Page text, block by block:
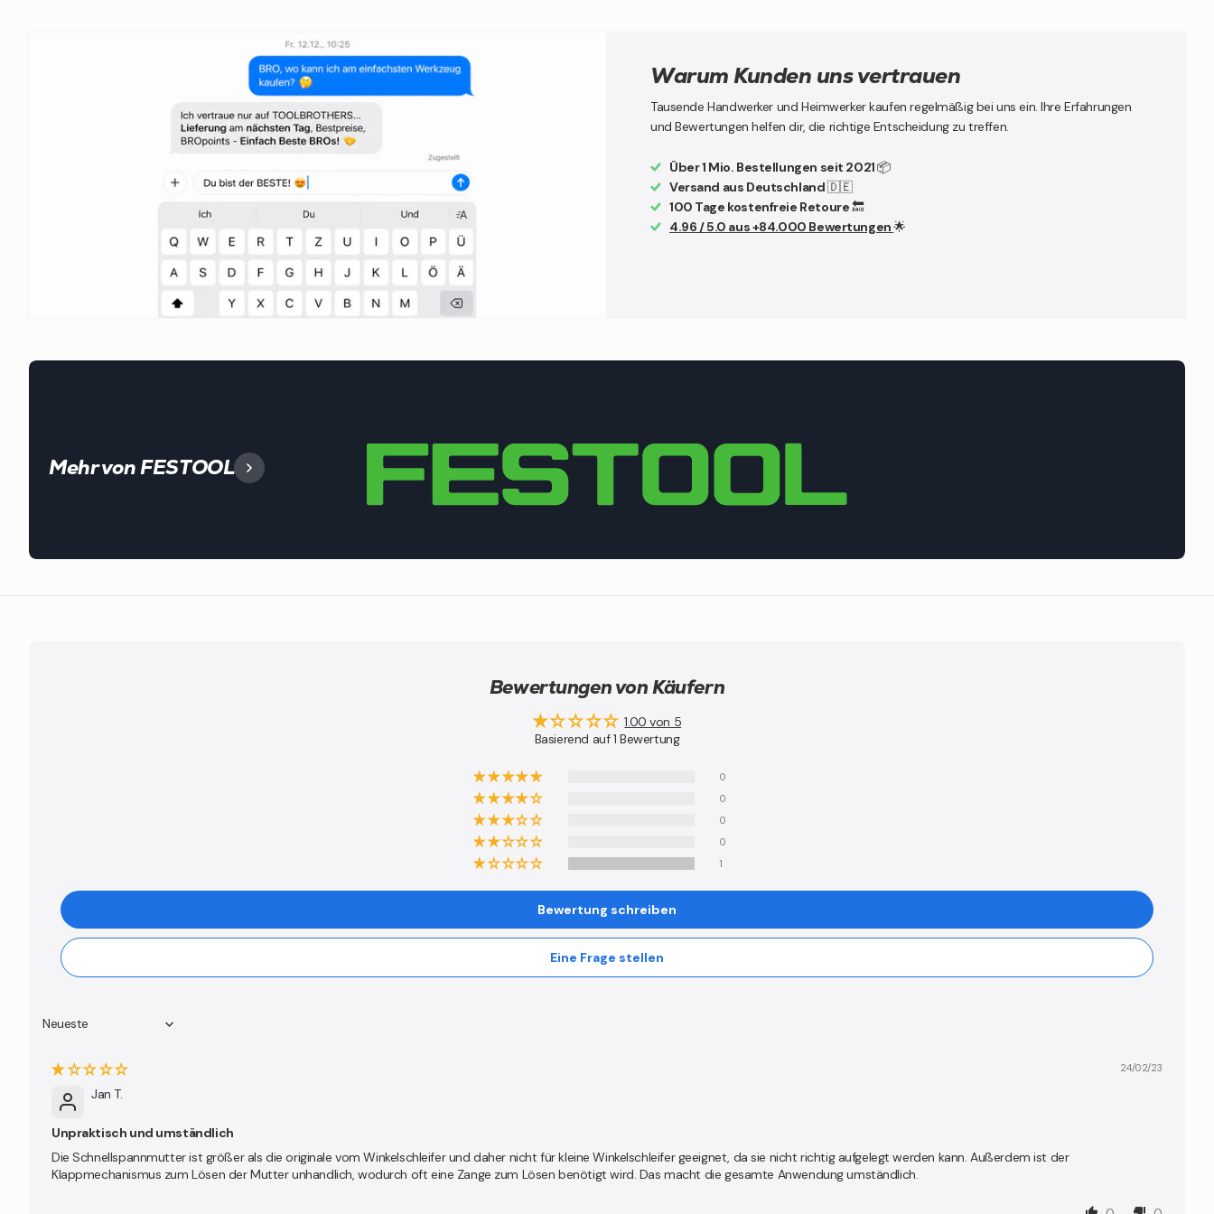
Warum Kunden uns vertrauen
Tausende Handwerker und Heimwerker kaufen regelmäßig bei uns ein. Ihre Erfahrungen
und Bewertungen helfen dir, die richtige Entscheidung zu treffen.
Über 1 Mio. Bestellungen seit 2021📦
Versand aus Deutschland🇩🇪
100 Tage kostenfreie Retoure🔙
4.96 / 5.0 aus +84.000 Bewertungen🌟
Mehr von FESTOOL
Bewertungen von Käufern
1.00 von 5
Basierend auf 1 Bewertung
0
0
0
0
1
Bewertung schreiben
Eine Frage stellen
Sort by
24/02/23
Jan T.
Unpraktisch und umständlich
Die Schnellspannmutter ist größer als die originale vom Winkelschleifer und daher nicht für kleine Winkelschleifer geeignet, da sie nicht richtig aufgelegt werden kann. Außerdem ist der
Klappmechanismus zum Lösen der Mutter unhandlich, wodurch oft eine Zange zum Lösen benötigt wird. Das macht die gesamte Anwendung umständlich.